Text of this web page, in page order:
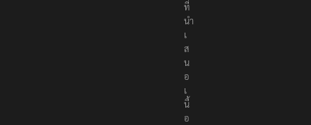
ที่
นำ
เ
ส
น
อ
เ
นื้
อ